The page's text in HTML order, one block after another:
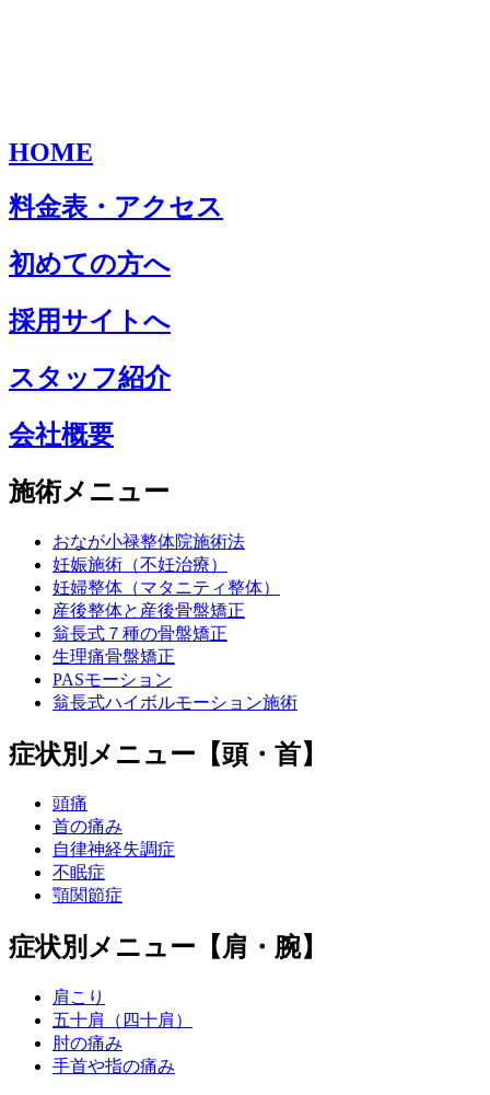
HOME
料金表・アクセス
初めての方へ
採用サイトへ
スタッフ紹介
会社概要
施術メニュー
おなが小禄整体院施術法
妊娠施術（不妊治療）
妊婦整体（マタニティ整体）
産後整体と産後骨盤矯正
翁長式７種の骨盤矯正
生理痛骨盤矯正
PASモーション
翁長式ハイボルモーション施術
症状別メニュー【頭・首】
頭痛
首の痛み
自律神経失調症
不眠症
顎関節症
症状別メニュー【肩・腕】
肩こり
五十肩（四十肩）
肘の痛み
手首や指の痛み